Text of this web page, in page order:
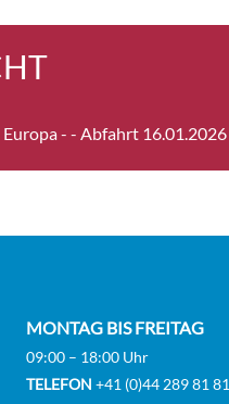
- - Abfahrt 16.01.2026
MONTAG BIS FREITAG
09:00 – 18:00 Uhr
TELEFON +41 (0)44 289 81 81